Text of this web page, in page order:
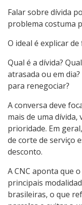
Falar sobre dívida
problema costuma
O ideal é explicar
Qual é a dívida?
atrasada ou em
para renegociar?
A conversa deve
mais de uma
prioridade. Em
de corte de serviço
desconto.
A CNC aponta que
principais
brasileiras, o que